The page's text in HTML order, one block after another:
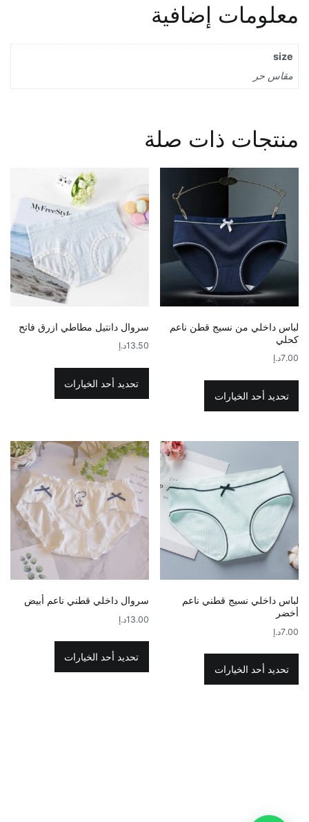
معلومات إضافية
size
مقاس حر
منتجات ذات صلة
لباس داخلي من نسيج قطن ناعم
كحلي
7.00د.إ
تحديد أحد الخيارات
هناك
من
المختلفة
المنتج.
يمكن
اختيار
الخيارات
على
سروال دانتيل مطاطي ازرق فاتح
13.50د.إ
تحديد أحد الخيارات
هناك
من
لهذا
المنتج.
يمكن
اختيار
الخيارات
على
صفحة
المنتج
لباس داخلي نسيج قطني ناعم
أخضر
7.00د.إ
تحديد أحد الخيارات
هناك
من
سروال داخلي قطني ناعم أبيض
13.00د.إ
تحديد أحد الخيارات
هناك
من